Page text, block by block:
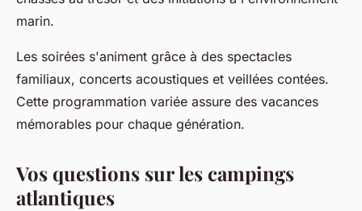
marin.
Les soirées s'animent grâce à des spectacles
familiaux, concerts acoustiques et veillées contées.
Cette programmation variée assure des vacances
mémorables pour chaque génération.
Vos questions sur les campings
atlantiques